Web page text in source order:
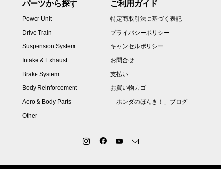
パーツから探す
Power Unit
Drive Train
Suspension System
Intake & Exhaust
Brake System
Body Reinforcement
Aero & Body Parts
Other
ご利用ガイド
特定商取引法に基づく表記
プライバシーポリシー
キャンセルポリシー
お問合せ
支払い
お買い物カゴ
「ホンダのほんき！」ブログ